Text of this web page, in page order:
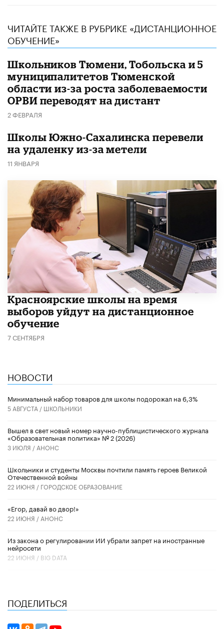
ЧИТАЙТЕ ТАКЖЕ В РУБРИКЕ «ДИСТАНЦИОННОЕ
ОБУЧЕНИЕ»
Школьников Тюмени, Тобольска и 5
муниципалитетов Тюменской
области из-за роста заболеваемости
ОРВИ переводят на дистант
2 ФЕВРАЛЯ
Школы Южно-Сахалинска перевели
на удаленку из-за метели
11 ЯНВАРЯ
Красноярские школы на время
выборов уйдут на дистанционное
обучение
7 СЕНТЯБРЯ
НОВОСТИ
Минимальный набор товаров для школы подорожал на 6,3%
5 АВГУСТА / ШКОЛЬНИКИ
Вышел в свет новый номер научно-публицистического журнала
«Образовательная политика» № 2 (2026)
3 ИЮЛЯ / АНОНС
Школьники и студенты Москвы почтили память героев Великой
Отечественной войны
22 ИЮНЯ / ГОРОДСКОЕ ОБРАЗОВАНИЕ
«Егор, давай во двор!»
22 ИЮНЯ / АНОНС
Из закона о регулировании ИИ убрали запрет на иностранные
нейросети
22 ИЮНЯ / BIG DATA
ПОДЕЛИТЬСЯ